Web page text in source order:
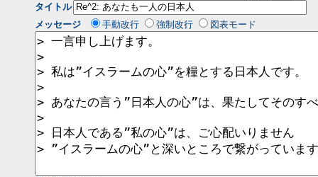
タイトル
メッセージ
手動改行 強制改行 図表モード